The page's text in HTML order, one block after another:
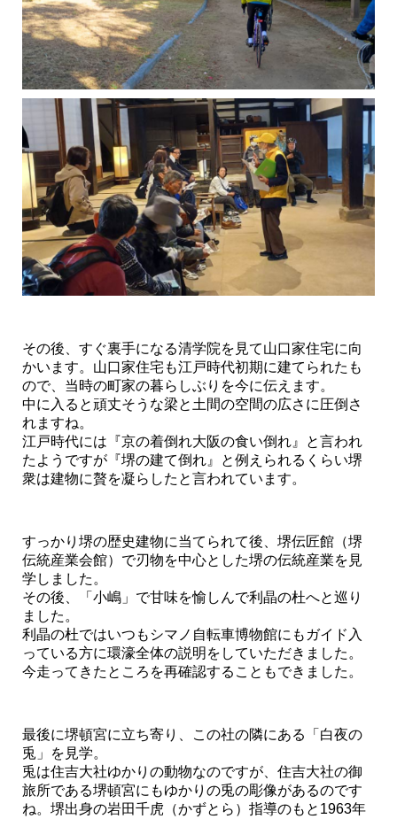
その後、すぐ裏手になる清学院を見て山口家住宅に向
かいます。山口家住宅も江戸時代初期に建てられたも
ので、当時の町家の暮らしぶりを今に伝えます。
中に入ると頑丈そうな梁と土間の空間の広さに圧倒さ
れますね。
江戸時代には『京の着倒れ大阪の食い倒れ』と言われ
たようですが『堺の建て倒れ』と例えられるくらい堺
衆は建物に贅を凝らしたと言われています。
すっかり堺の歴史建物に当てられて後、堺伝匠館（堺
伝統産業会館）で刃物を中心とした堺の伝統産業を見
学しました。
その後、「小嶋」で甘味を愉しんで利晶の杜へと巡り
ました。
利晶の杜ではいつもシマノ自転車博物館にもガイド入
っている方に環濠全体の説明をしていただきました。
今走ってきたところを再確認することもできました。
最後に堺頓宮に立ち寄り、この社の隣にある「白夜の
兎」を見学。
兎は住吉大社ゆかりの動物なのですが、住吉大社の御
旅所である堺頓宮にもゆかりの兎の彫像があるのです
ね。堺出身の岩田千虎（かずとら）指導のもと1963年